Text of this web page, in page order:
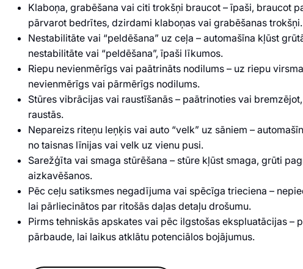
Klaboņa, grabēšana vai citi trokšņi braucot – īpaši, braucot
pārvarot bedrītes, dzirdami klaboņas vai grabēšanas trokšņi.
Nestabilitāte vai “peldēšana” uz ceļa – automašīna kļūst
nestabilitāte vai “peldēšana”, īpaši līkumos.
Riepu nevienmērīgs vai paātrināts nodilums – uz riepu
nevienmērīgs vai pārmērīgs nodilums.
Stūres vibrācijas vai raustīšanās – paātrinoties vai
raustās.
Nepareizs riteņu leņķis vai auto “velk” uz sāniem –
no taisnas līnijas vai velk uz vienu pusi.
Sarežģīta vai smaga stūrēšana – stūre kļūst smaga, grūti
aizkavēšanos.
Pēc ceļu satiksmes negadījuma vai spēcīga trieciena –
lai pārliecinātos par ritošās daļas detaļu drošumu.
Pirms tehniskās apskates vai pēc ilgstošas ekspluatācijas –
pārbaude, lai laikus atklātu potenciālos bojājumus.